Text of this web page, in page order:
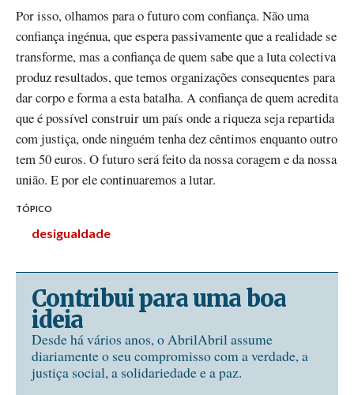
Por isso, olhamos para o futuro com confiança. Não uma
confiança ingénua, que espera passivamente que a realidade se
transforme, mas a confiança de quem sabe que a luta colectiva
produz resultados, que temos organizações consequentes para
dar corpo e forma a esta batalha. A confiança de quem acredita
que é possível construir um país onde a riqueza seja repartida
com justiça, onde ninguém tenha dez cêntimos enquanto outro
tem 50 euros. O futuro será feito da nossa coragem e da nossa
união. E por ele continuaremos a lutar.
TÓPICO
desigualdade
Contribui para uma boa
ideia
Desde há vários anos, o AbrilAbril assume
diariamente o seu compromisso com a verdade, a
justiça social, a solidariedade e a paz.